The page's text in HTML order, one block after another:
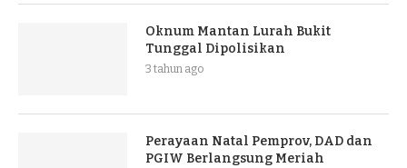
Oknum Mantan Lurah Bukit
Tunggal Dipolisikan
3 tahun ago
Perayaan Natal Pemprov, DAD dan
PGIW Berlangsung Meriah